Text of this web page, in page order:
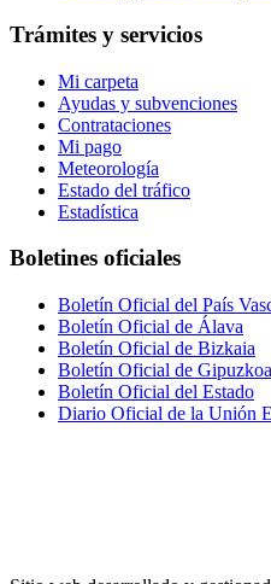
Trámites y servicios
Mi carpeta
Ayudas y subvenciones
Contrataciones
Mi pago
Meteorología
Estado del tráfico
Estadística
Boletines oficiales
Boletín Oficial del País
Boletín Oficial de Álava
Boletín Oficial de Bizkaia
Boletín Oficial de Gipuzkoa
Boletín Oficial del Estado
Diario Oficial de la Unión